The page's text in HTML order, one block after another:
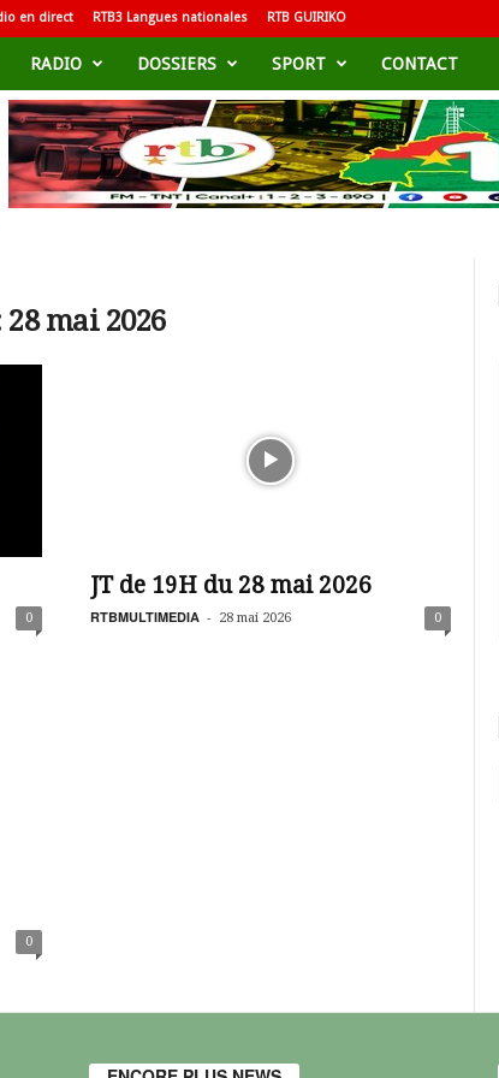
en direct RTB3 Langues nationales RTB GUIRIKO
RADIO DOSSIERS SPORT CONTACT
mai 2026
0
JT de 19H du 28 mai 2026
RTBMULTIMEDIA - 28 mai 2026 0
0